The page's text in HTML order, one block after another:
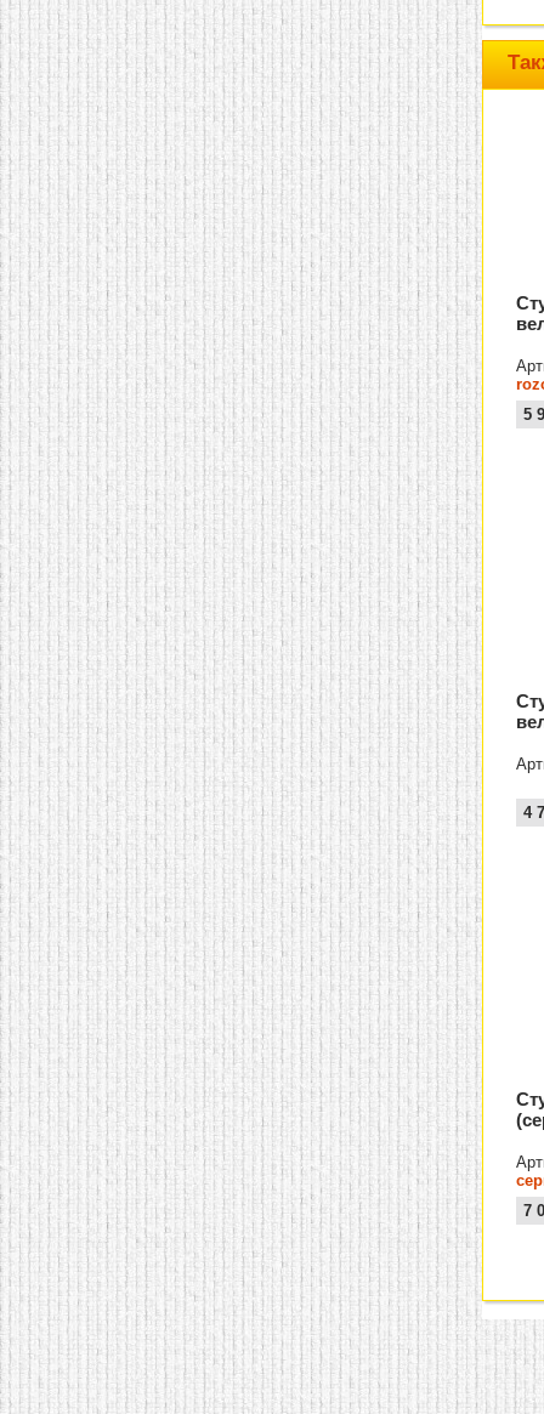
домашнем использовании.
Эта мебель имеет
некоторые преимущества
перед той же стенкой для
гостиной, к примеру,
поскольку она более
легкая и не загромождает
пространство. В спальне
этот предмет можно
поставить у изголовья
кровати, чтобы заполнить
пустующее там
место.
Также стеллажи
очень часто используют в
качестве разграничителей
комнаты, например, на
рабочую зону и
пространство для отдыха.
Особенно это актуально
для однокомнатных
квартир.
5
4
7